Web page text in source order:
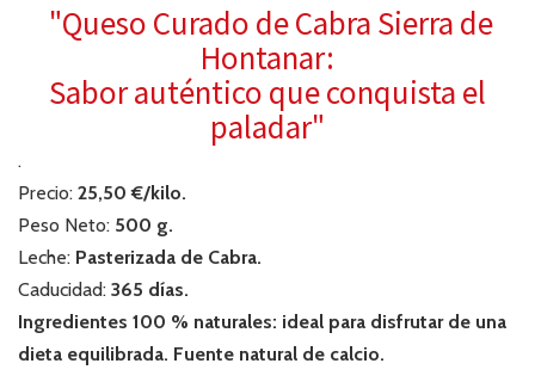
"Queso Curado de Cabra Sierra de
Hontanar:
Sabor auténtico que conquista el
paladar"
.
Precio: 25,50 €/kilo.
Peso Neto: 500 g.
Leche: Pasterizada de Cabra.
Caducidad: 365 días.
Ingredientes 100 % naturales: ideal para disfrutar de una
dieta equilibrada. Fuente natural de calcio.